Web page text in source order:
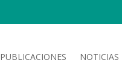
PUBLICACIONES NOTICIAS